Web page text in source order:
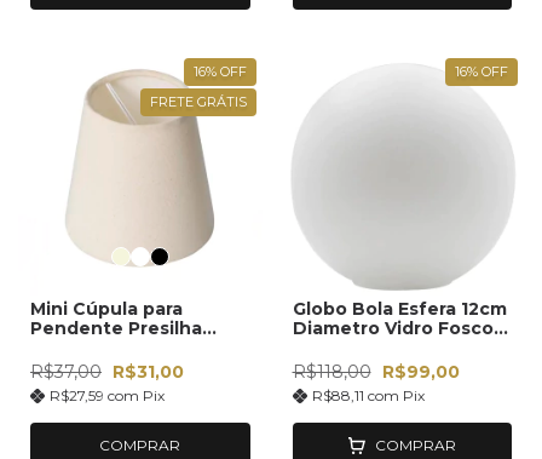
16% OFF
FRETE GRÁTIS
Mini Cúpula para
Pendente Presilha
R$37,00 R$31,00
R$27,59 com Pix
COMPRAR
16% OFF
Globo Bola Esfera 12cm
Diametro Vidro Fosco
R$118,00 R$99,00
R$88,11 com Pix
COMPRAR